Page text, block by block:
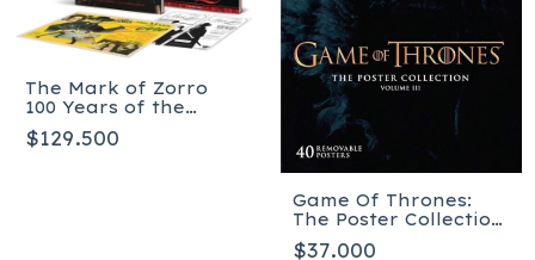
The Mark of Zorro
100 Years of the
Masked Avenger -
Collector’s Limited
$129.500
Game Of Thrones:
The Poster Collection,
Volume 3
$37.000